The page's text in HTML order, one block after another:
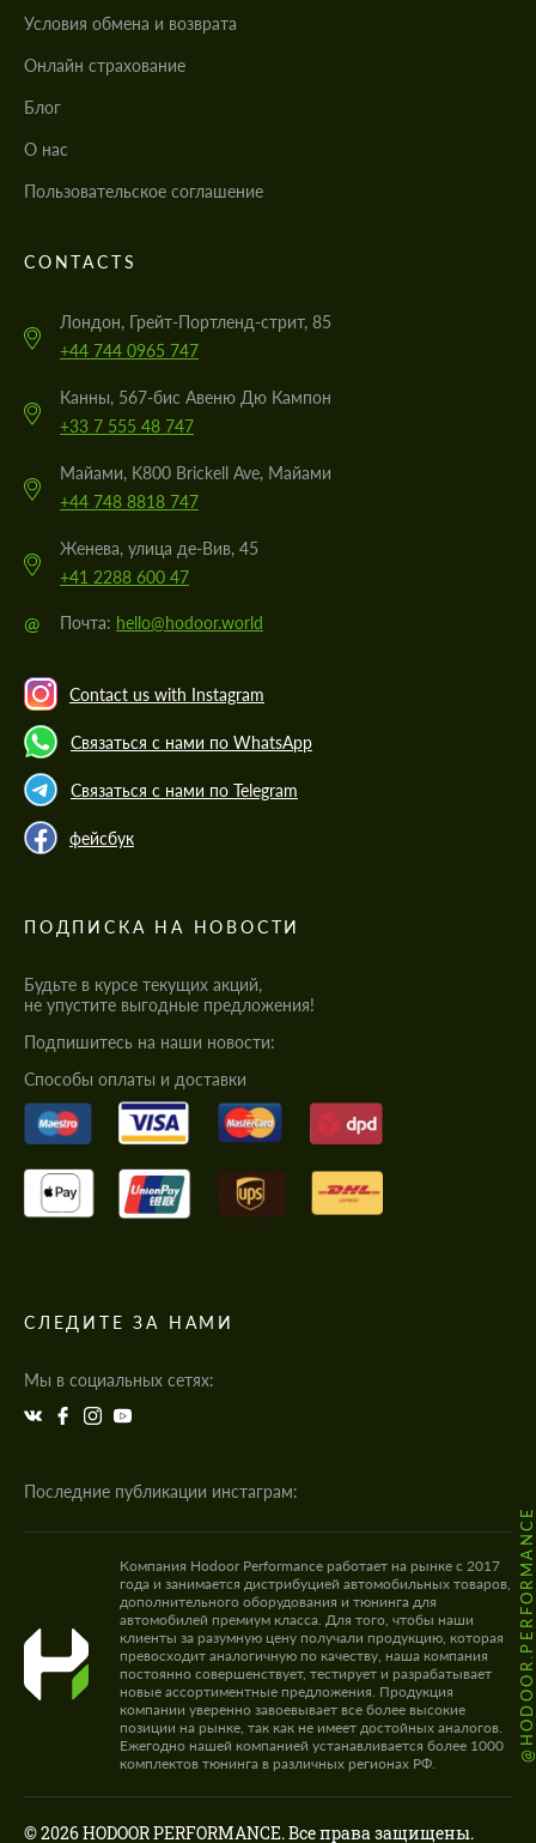
Условия обмена и возврата
Онлайн страхование
Блог
О нас
Пользовательское соглашение
CONTACTS
Лондон, Грейт-Портленд-стрит, 85
+44 744 0965 747
Канны, 567-бис Авеню Дю Кампон
+33 7 555 48 747
Майами, K800 Brickell Ave, Майами
+44 748 8818 747
Женева, улица де-Вив, 45
+41 2288 600 47
@ Почта: hello@hodoor.world
Contact us with Instagram
Связаться с нами по WhatsApp
Связаться с нами по Telegram
фейсбук
ПОДПИСКА НА НОВОСТИ
Будьте в курсе текущих акций,
не упустите выгодные предложения!
Подпишитесь на наши новости:
Cпособы оплаты и доставки
СЛЕДИТЕ ЗА НАМИ
Мы в социальных сетях:
Последние публикации инстаграм:
@HODOOR.PERFORMANCE
Компания Hodoor Performance работает на рынке с 2017
года и занимается дистрибуцией автомобильных товаров,
дополнительного оборудования и тюнинга для
автомобилей премиум класса. Для того, чтобы наши
клиенты за разумную цену получали продукцию, которая
превосходит аналогичную по качеству, наша компания
постоянно совершенствует, тестирует и разрабатывает
новые ассортиментные предложения. Продукция
компании уверенно завоевывает все более высокие
позиции на рынке, так как не имеет достойных аналогов.
Ежегодно нашей компанией устанавливается более 1000
комплектов тюнинга в различных регионах РФ.
© 2026 HODOOR PERFORMANCE. Все права защищены.